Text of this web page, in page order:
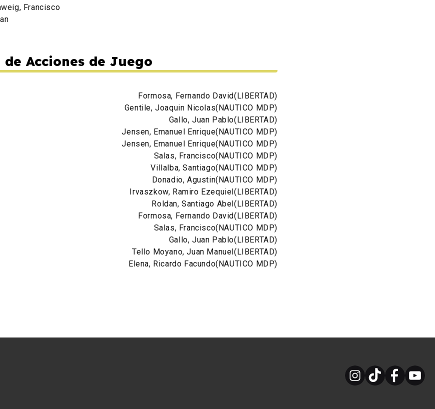
Francisco
Acciones de Juego
Formosa, Fernando David(LIBERTAD)
Gentile, Joaquin Nicolas(NAUTICO MDP)
Gallo, Juan Pablo(LIBERTAD)
Jensen, Emanuel Enrique(NAUTICO MDP)
Jensen, Emanuel Enrique(NAUTICO MDP)
Salas, Francisco(NAUTICO MDP)
Villalba, Santiago(NAUTICO MDP)
Donadio, Agustin(NAUTICO MDP)
Irvaszkow, Ramiro Ezequiel (LIBERTAD)
Roldan, Santiago Abel (LIBERTAD)
Formosa, Fernando David(LIBERTAD)
Salas, Francisco(NAUTICO MDP)
Gallo, Juan Pablo(LIBERTAD)
Tello Moyano, Juan Manuel (LIBERTAD)
Elena, Ricardo Facundo(NAUTICO MDP)